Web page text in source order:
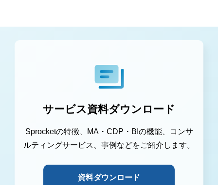
サービス資料ダウンロード
Sprocketの特徴、MA・CDP・BIの機能、コンサ
ルティングサービス、事例などをご紹介します。
資料ダウンロード